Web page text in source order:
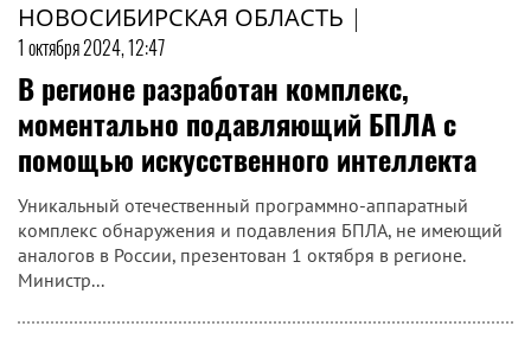
НОВОСИБИРСКАЯ ОБЛАСТЬ |
1 октября 2024, 12:47
В регионе разработан комплекс,
моментально подавляющий БПЛА с
помощью искусственного интеллекта
Уникальный отечественный программно-аппаратный
комплекс обнаружения и подавления БПЛА, не имеющий
аналогов в России, презентован 1 октября в регионе.
Министр...